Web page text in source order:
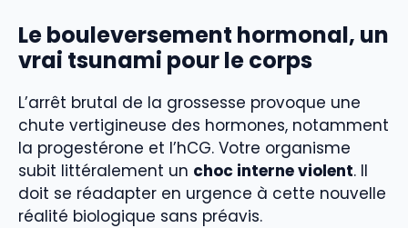
Le bouleversement hormonal, un
vrai tsunami pour le corps
L’arrêt brutal de la grossesse provoque une
chute vertigineuse des hormones, notamment
la progestérone et l’hCG. Votre organisme
subit littéralement un choc interne violent. Il
doit se réadapter en urgence à cette nouvelle
réalité biologique sans préavis.